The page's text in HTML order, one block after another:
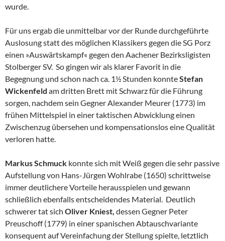
wurde.
Für uns ergab die unmittelbar vor der Runde durchgeführte
Auslosung statt des möglichen Klassikers gegen die SG Porz
einen »Auswärtskampf« gegen den Aachener Bezirksligisten
Stolberger SV. So gingen wir als klarer Favorit in die
Begegnung und schon nach ca. 1½ Stunden konnteStefan
Wickenfeld am dritten Brett mit Schwarz für die Führung
sorgen, nachdem sein Gegner Alexander Meurer (1773) im
frühen Mittelspiel in einer taktischen Abwicklung einen
Zwischenzug übersehen und kompensationslos eine Qualität
verloren hatte.
Markus Schmuck konnte sich mit Weiß gegen die sehr passive
Aufstellung von Hans-Jürgen Wohlrabe (1650) schrittweise
immer deutlichere Vorteile herausspielen und gewann
schließlich ebenfalls entscheidendes Material. Deutlich
schwerer tat sich Oliver Kniest, dessen Gegner Peter
Preuschoff (1779) in einer spanischen Abtauschvariante
konsequent auf Vereinfachung der Stellung spielte, letztlich